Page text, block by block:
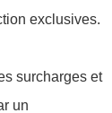
exclusives.
surcharges et
un